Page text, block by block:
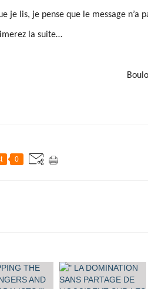
je lis, je pense que le message n’a
la suite…
0